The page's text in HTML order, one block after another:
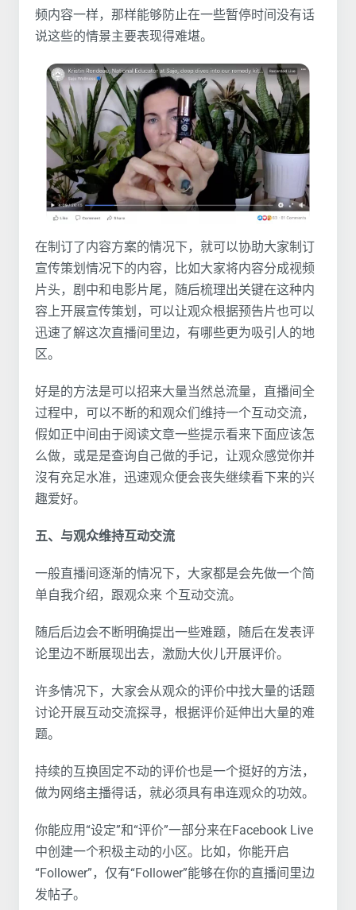
频内容一样，那样能够防止在一些暂停时间没有话
说这些的情景主要表现得难堪。
在制订了内容方案的情况下，就可以协助大家制订
宣传策划情况下的内容，比如大家将内容分成视频
片头，剧中和电影片尾，随后梳理出关键在这种内
容上开展宣传策划，可以让观众根据预告片也可以
迅速了解这次直播间里边，有哪些更为吸引人的地
区。
好是的方法是可以招来大量当然总流量，直播间全
过程中，可以不断的和观众们维持一个互动交流，
假如正中间由于阅读文章一些提示看来下面应该怎
么做，或是是查询自己做的手记，让观众感觉你并
沒有充足水准，迅速观众便会丧失继续看下来的兴
趣爱好。
五、与观众维持互动交流
一般直播间逐渐的情况下，大家都是会先做一个简
单自我介绍，跟观众来 个互动交流。
随后后边会不断明确提出一些难题，随后在发表评
论里边不断展现出去，激励大伙儿开展评价。
许多情况下，大家会从观众的评价中找大量的话题
讨论开展互动交流探寻，根据评价延伸出大量的难
题。
持续的互换固定不动的评价也是一个挺好的方法，
做为网络主播得话，就必须具有串连观众的功效。
你能应用“设定”和“评价”一部分来在Facebook Live
中创建一个积极主动的小区。比如，你能开启
“Follower”，仅有“Follower”能够在你的直播间里边
发帖子。